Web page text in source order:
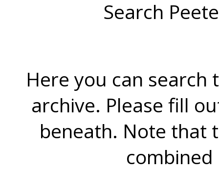
Search
Here you can search
archive. Please fill
beneath. Note that
combined